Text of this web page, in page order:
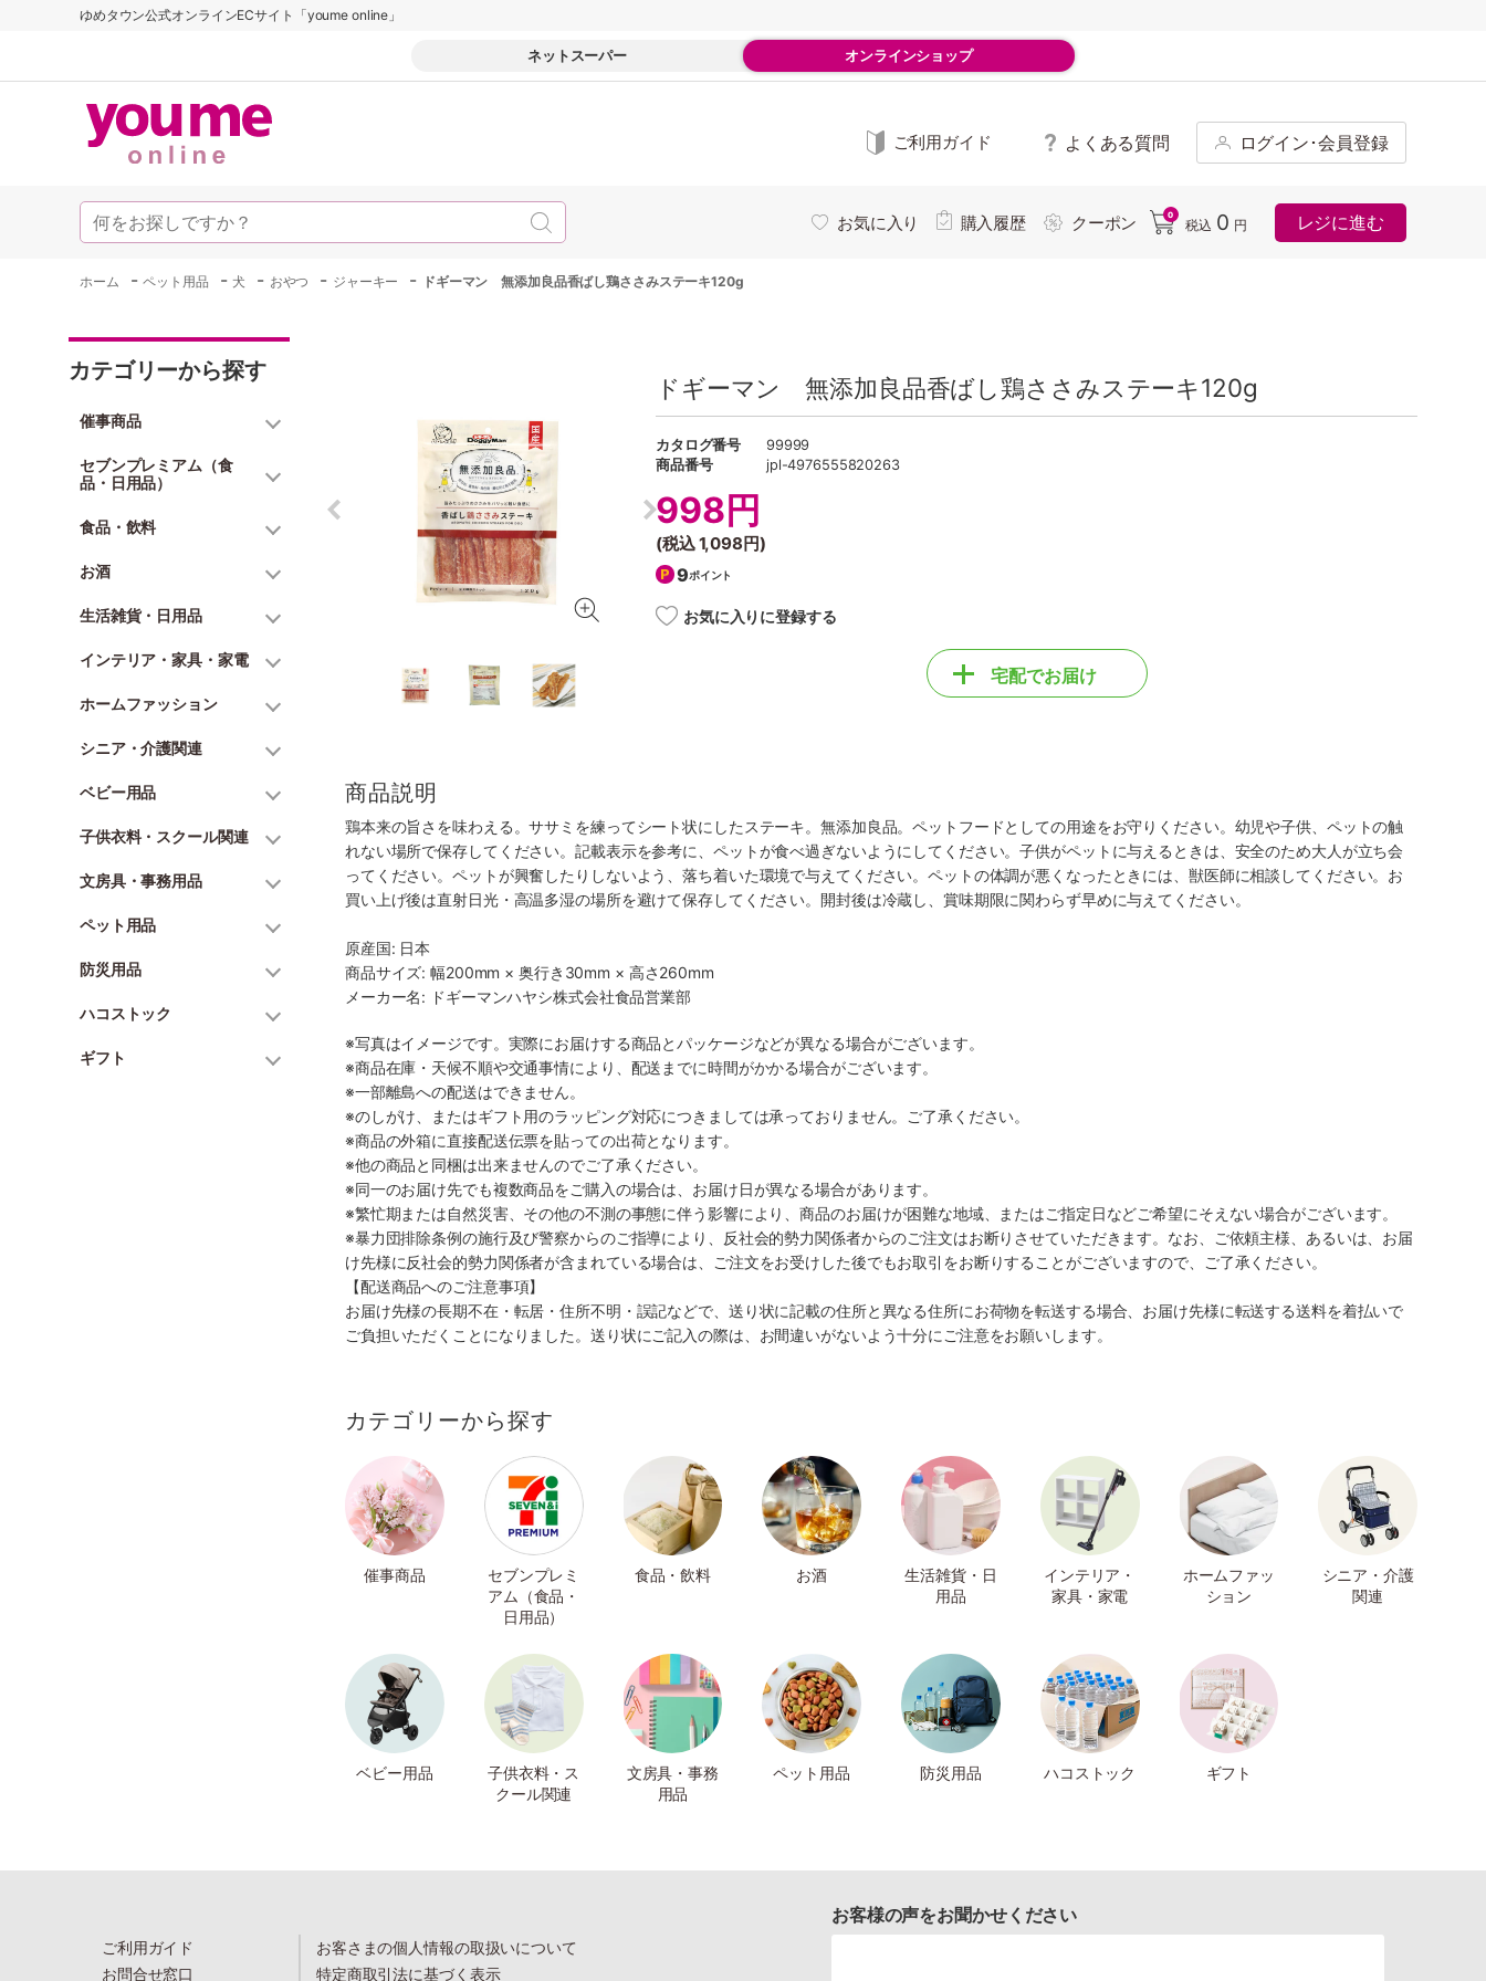
ゆめタウン公式オンラインECサイト「youme online」
ネットスーパー オンラインショップ
ご利用ガイド よくある質問 ログイン･会員登録
お気に入り 購入履歴 クーポン 0
税込 0 円 レジに進む
ホーム -ペット用品 -犬 - おやつ - ジャーキー - ドギーマン 無添加良品香ばし鶏ささみステーキ120g
カテゴリーから探す
催事商品
セブンプレミアム（食
品・日用品）
食品・飲料
お酒
生活雑貨・日用品
インテリア・家具・家電
ホームファッション
シニア・介護関連
ベビー用品
子供衣料・スクール関連
文房具・事務用品
ペット用品
防災用品
ハコストック
ギフト
ドギーマン 無添加良品香ばし鶏ささみステーキ120g
カタログ番号
99999
商品番号
jpl-4976555820263
998円
(税込1,098円)
9ポイント
お気に入りに登録する
宅配でお届け
商品説明
鶏本来の旨さを味わえる。ササミを練ってシート状にしたステーキ。無添加良品。ペットフードとしての用途をお守りください。幼児や子供、ペットの触
れない場所で保存してください。記載表示を参考に、ペットが食べ過ぎないようにしてください。子供がペットに与えるときは、安全のため大人が立ち会
ってください。ペットが興奮したりしないよう、落ち着いた環境で与えてください。ペットの体調が悪くなったときには、獣医師に相談してください。お
買い上げ後は直射日光・高温多湿の場所を避けて保存してください。開封後は冷蔵し、賞味期限に関わらず早めに与えてください。
原産国: 日本
商品サイズ: 幅200mm × 奥行き30mm × 高さ260mm
メーカー名: ドギーマンハヤシ株式会社食品営業部
※写真はイメージです。実際にお届けする商品とパッケージなどが異なる場合がございます。
※商品在庫・天候不順や交通事情により、配送までに時間がかかる場合がございます。
※一部離島への配送はできません。
※のしがけ、またはギフト用のラッピング対応につきましては承っておりません。ご了承ください。
※商品の外箱に直接配送伝票を貼っての出荷となります。
※他の商品と同梱は出来ませんのでご了承ください。
※同一のお届け先でも複数商品をご購入の場合は、お届け日が異なる場合があります。
※繁忙期または自然災害、その他の不測の事態に伴う影響により、商品のお届けが困難な地域、またはご指定日などご希望にそえない場合がございます。
※暴力団排除条例の施行及び警察からのご指導により、反社会的勢力関係者からのご注文はお断りさせていただきます。なお、ご依頼主様、あるいは、お届
け先様に反社会的勢力関係者が含まれている場合は、ご注文をお受けした後でもお取引をお断りすることがございますので、ご了承ください。
【配送商品へのご注意事項】
お届け先様の長期不在・転居・住所不明・誤記などで、送り状に記載の住所と異なる住所にお荷物を転送する場合、お届け先様に転送する送料を着払いで
ご負担いただくことになりました。送り状にご記入の際は、お間違いがないよう十分にご注意をお願いします。
カテゴリーから探す
催事商品
セブンプレミ
アム（食品・
日用品）
食品・飲料 お酒
生活雑貨・日
用品
インテリア・
家具・家電
ホームファッ
ション
シニア・介護
関連
ベビー用品
子供衣料・ス
クール関連
文房具・事務
用品
ペット用品 防災用品 ハコストック ギフト
ご利用ガイド
お問合せ窓口
お客さまの個人情報の取扱いについて
特定商取引法に基づく表示
お客様の声をお聞かせください